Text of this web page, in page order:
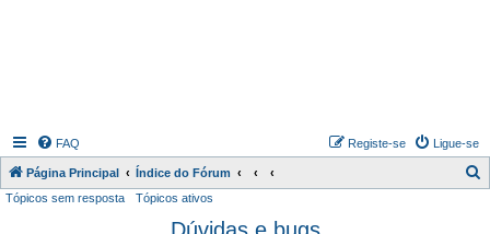
FAQ Ligue-se
Registe-se
Página Principal Índice do Fórum
Tópicos sem resposta Tópicos ativos